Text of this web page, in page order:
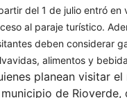
del 1 de julio entró en
al paraje turístico.
deben considerar
alimentos y
planean visitar
de